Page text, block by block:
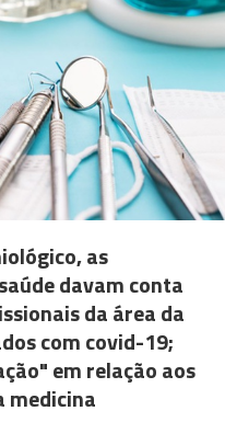
as
davam conta
da área da
com covid-19;
em relação aos
medicina